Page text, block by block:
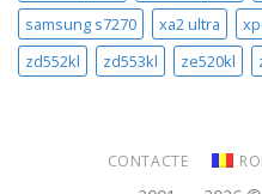
samsung s7270
xa2 ultra
zd552kl
zd553kl ze520kl
CONTACTE